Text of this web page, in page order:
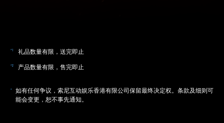
礼品数量有限，送完即止
产品数量有限，售完即止
如有任何争议，索尼互动娱乐香港有限公司保留最终决定权。条款及细则可
能会变更，恕不事先通知。